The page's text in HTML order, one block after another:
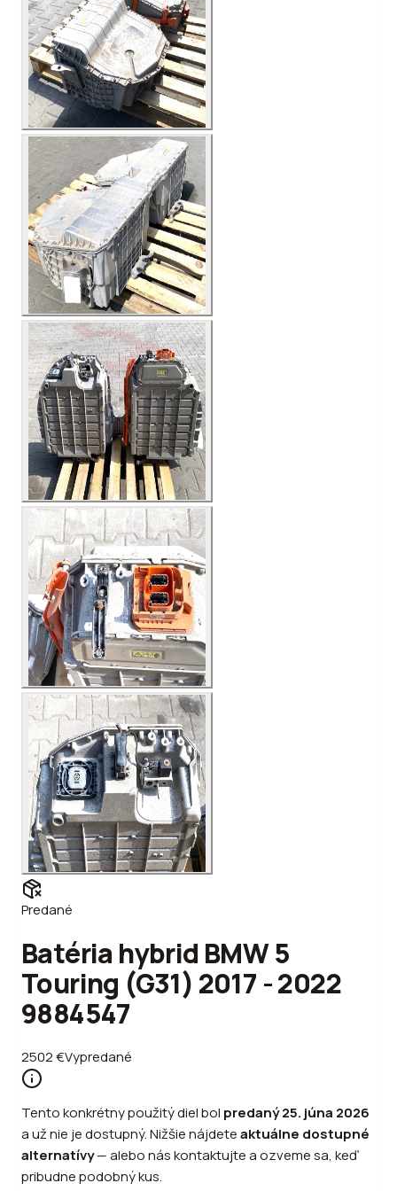
Predané
Batéria hybrid BMW 5
Touring (G31) 2017 - 2022
9884547
2502€Vypredané
Tento konkrétny použitý diel bol predaný25. júna 2026
a už nie je dostupný. Nižšie nájdeteaktuálne dostupné
alternatívy—alebonás kontaktujte a ozveme sa, keď
pribudne podobný kus.